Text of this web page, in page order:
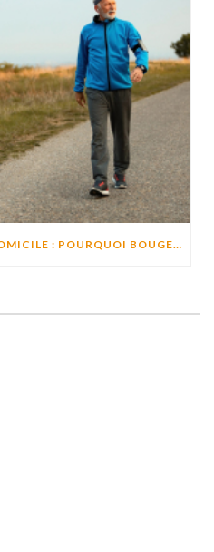
ACTIVITÉ PHYSIQUE À DOMICILE : POURQUOI BOUGER CHAQUE JOUR AIDE À PRÉSERVER L’AUTONOMIE ?